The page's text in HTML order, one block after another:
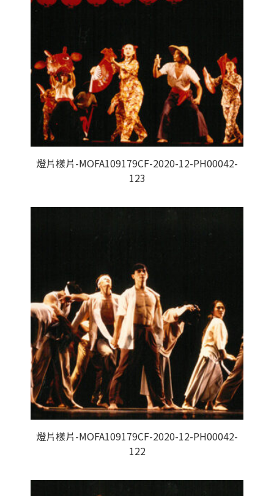
燈片樣片-MOFA109179CF-2020-12-PH00042-
123
燈片樣片-MOFA109179CF-2020-12-PH00042-
122